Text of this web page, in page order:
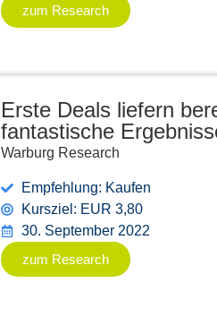
zum Research
Erste Deals liefern
fantastische
Warburg Research
Empfehlung: Kaufen
Kursziel: EUR 3,80
30. September 2022
zum Research